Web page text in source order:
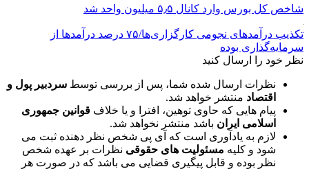
شاخص کل بورس وارد کانال ۵٫۵ میلیون واحد شد
تکذیب درآمدهای نجومی کارگزاری‌ها/۷۵ درصد درآمدها از
سرمایه‌گذاری بوده
نظر خود را ارسال کنید
نظرات ارسال شده شما، پس از بررسی توسط سردبیر پول و
اقتصاد منتشر خواهد شد.
پیام هایی که حاوی توهین، افترا و یا خلاف قوانین جمهوری
اسلامی ایران باشد منتشر نخواهد شد.
لازم به یادآوری است که آی پی شخص نظر دهنده ثبت می
شود و کلیه مسئولیت های حقوقی نظرات بر عهده شخص
نظر بوده و قابل پیگیری قضایی می باشد که در صورت هر